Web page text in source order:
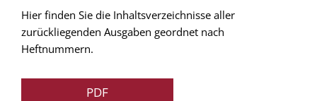
Hier finden Sie die Inhaltsverzeichnisse aller
zurückliegenden Ausgaben geordnet nach
Heftnummern.
PDF